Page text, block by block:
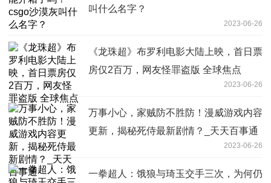
叫什么名字？
2023-06-26
《龙珠超》布罗利电影大陆上映，首日票
房仅2百万，网友怪罪盗版 全球焦点
2023-06-26
万事小心，家贼防不胜防！漫威游戏内容
更新，揭秘死侍最新剧情？_天天百事通
2023-06-26
一拳超人：饿狼与琦玉交手三次，为何仍